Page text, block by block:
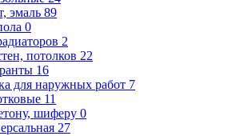
эмаль 89
0
2
потолков 22
16
для наружных работ 7
11
шиферу 0
27